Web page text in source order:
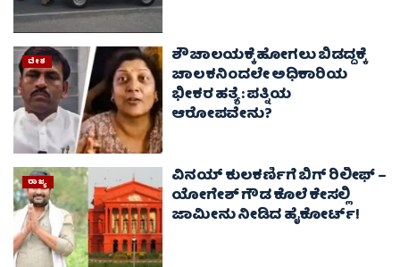
ದೇಶ ಶೌಚಾಲಯಕ್ಕೆ ಹೋಗಲು ಬಿಡದ್ದಕ್ಕೆ
ಚಾಲಕನಿಂದಲೇ ಅಧಿಕಾರಿಯ
ಭೀಕರ ಹತ್ಯೆ : ಪತ್ನಿಯ
ಆರೋಪವೇನು?
ರಾಜ್ಯ ವಿನಯ್ ಕುಲಕರ್ಣಿಗೆ ಬಿಗ್‌ ರಿಲೀಫ್‌ –
ಯೋಗೇಶ್​ ಗೌಡ ಕೊಲೆ ಕೇಸಲ್ಲಿ
ಜಾಮೀನು ನೀಡಿದ ಹೈಕೋರ್ಟ್!